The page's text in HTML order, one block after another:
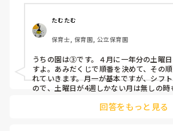
①土曜日の希望休は2日まで、と制限を
②毎月、必ず土曜保育に入ることのでき
クアップしてもらう
③仮シフトが出た時、土曜出勤が難しけ
人を交渉して見つけてもらう
上記のいずれかの対策を取り入れるこ
たむたむ
保育士, 保育園, 公立保育園
うちの園は③です。４月に一年分の土曜
すよ。あみだくじで順番を決めて、その
れていきます。月一が基本ですが、シフ
ので、土曜日が4週しかない月は無しの時
て貰い、主任に報告してます。
回答をもっと見る